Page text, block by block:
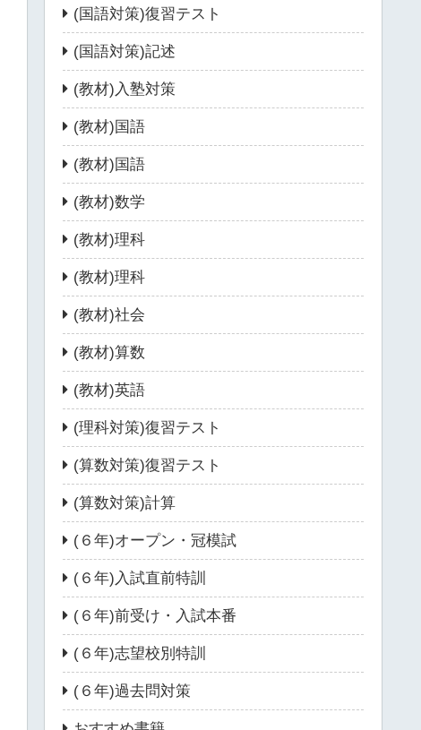
(国語対策)復習テスト
(国語対策)記述
(教材)入塾対策
(教材)国語
(教材)国語
(教材)数学
(教材)理科
(教材)理科
(教材)社会
(教材)算数
(教材)英語
(理科対策)復習テスト
(算数対策)復習テスト
(算数対策)計算
(６年)オープン・冠模試
(６年)入試直前特訓
(６年)前受け・入試本番
(６年)志望校別特訓
(６年)過去問対策